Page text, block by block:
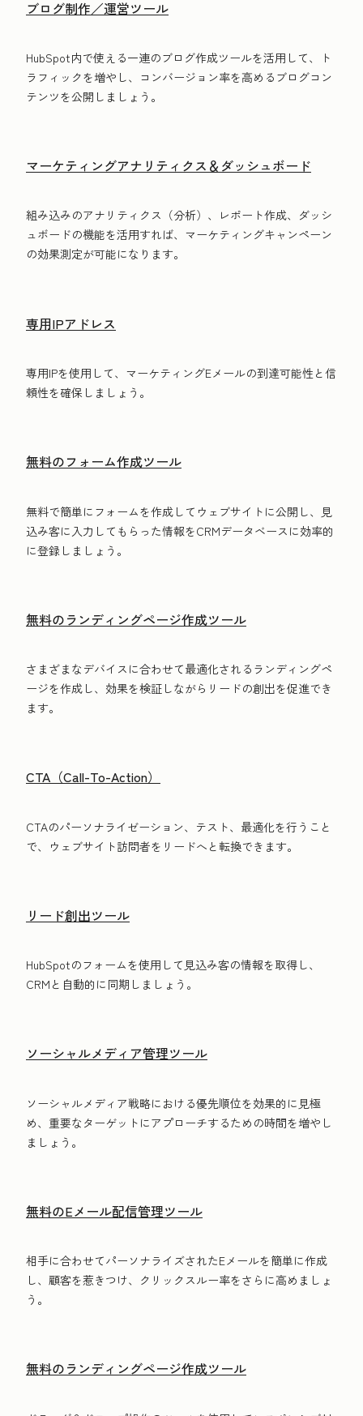
ブログ制作／運営ツール
HubSpot内で使える一連のブログ作成ツールを活用して、ト
ラフィックを増やし、コンバージョン率を高めるブログコン
テンツを公開しましょう。
マーケティングアナリティクス＆ダッシュボード
組み込みのアナリティクス（分析）、レポート作成、ダッシ
ュボードの機能を活用すれば、マーケティングキャンペーン
の効果測定が可能になります。
専用IPアドレス
専用IPを使用して、マーケティングE‍メールの到達可能性と信
頼性を確保しましょう。
無料のフォーム作成ツール
無料で簡単にフォームを作成してウェブサイトに公開し、見
込み客に入力してもらった情報をCRMデータベースに効率的
に登録しましょう。
無料のランディングページ作成ツール
さまざまなデバイスに合わせて最適化されるランディングペ
ージを作成し、効果を検証しながらリードの創出を促進でき
ます。
CTA（Call-To-Action）
CTAのパーソナライゼーション、テスト、最適化を行うこと
で、ウェブサイト訪問者をリードへと転換できます。
リード創出ツール
HubSpotのフォームを使用して見込み客の情報を取得し、
CRMと自動的に同期しましょう。
ソーシャルメディア管理ツール
ソーシャルメディア戦略における優先順位を効果的に見極
め、重要なターゲットにアプローチするための時間を増やし
ましょう。
無料のEメール配信管理ツール
相手に合わせてパーソナライズされたEメールを簡単に作成
し、顧客を惹きつけ、クリックスルー率をさらに高めましょ
う。
無料のランディングページ作成ツール